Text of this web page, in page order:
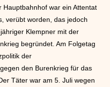
Hauptbahnhof war ein Attentat
verübt worden, das jedoch
Klempner mit der
begründet. Am Folgetag
der
den Burenkrieg für das
Täter war am 5. Juli wegen